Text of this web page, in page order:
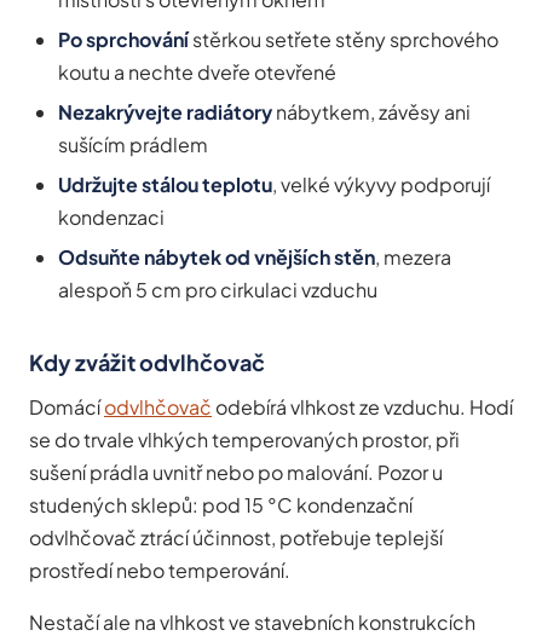
Po sprchovánístěrkou setřete stěny sprchového
koutu a nechte dveře otevřené
Nezakrývejte radiátorynábytkem, závěsy ani
sušícím prádlem
Udržujte stálou teplotu, velké výkyvy podporují
kondenzaci
Odsuňte nábytek od vnějších stěn, mezera
alespoň 5 cm pro cirkulaci vzduchu
Kdy zvážit odvlhčovač
Domácíodvlhčovač odebírá vlhkost ze vzduchu. Hodí
se do trvale vlhkých temperovaných prostor, při
sušení prádla uvnitř nebo po malování. Pozor u
studených sklepů: pod 15 °C kondenzační
odvlhčovač ztrácí účinnost, potřebuje teplejší
prostředí nebo temperování.
Nestačí ale na vlhkost ve stavebních konstrukcích